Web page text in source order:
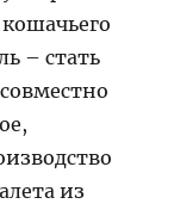
– стать
из